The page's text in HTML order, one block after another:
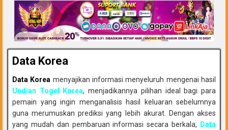
Data Korea
Data Korea menyajikan informasi menyeluruh mengenai hasil
Undian Togel Korea, menjadikannya pilihan ideal bagi para
pemain yang ingin menganalisis hasil keluaran sebelumnya
guna merumuskan prediksi yang lebih akurat. Dengan akses
yang mudah dan pembaruan informasi secara berkala,
Data